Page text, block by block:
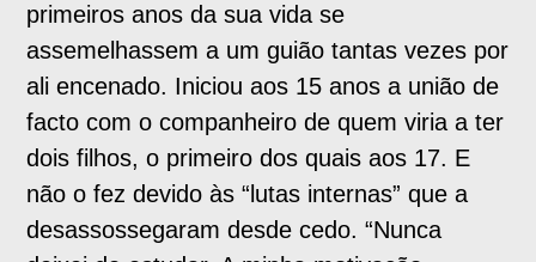
primeiros anos da sua vida se
assemelhassem a um guião tantas vezes por
ali encenado. Iniciou aos 15 anos a união de
facto com o companheiro de quem viria a ter
dois filhos, o primeiro dos quais aos 17. E
não o fez devido às “lutas internas” que a
desassossegaram desde cedo. “Nunca